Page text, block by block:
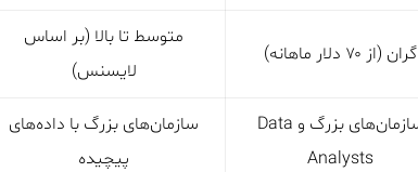
گران (از ۷۰ دلار ماهانه)
متوسط تا بالا (بر اساس
لایسنس)
سازمان‌های بزرگ و Data
Analysts
سازمان‌های بزرگ با داده‌های
پیچیده